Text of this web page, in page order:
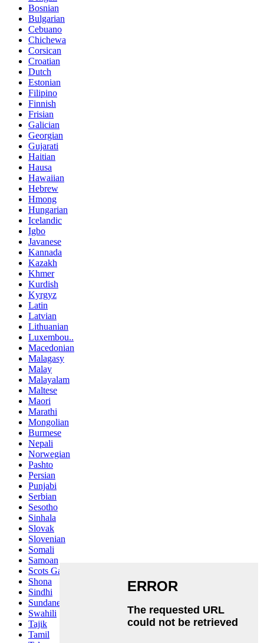
Bosnian
Bulgarian
Cebuano
Chichewa
Corsican
Croatian
Dutch
Estonian
Filipino
Finnish
Frisian
Galician
Georgian
Gujarati
Haitian
Hausa
Hawaiian
Hebrew
Hmong
Hungarian
Icelandic
Igbo
Javanese
Kannada
Kazakh
Khmer
Kurdish
Kyrgyz
Latin
Latvian
Lithuanian
Luxembou..
Macedonian
Malagasy
Malay
Malayalam
Maltese
Maori
Marathi
Mongolian
Burmese
Nepali
Norwegian
Pashto
Persian
Punjabi
Serbian
Sesotho
Sinhala
Slovak
Slovenian
Somali
Samoan
Scots Gaelic
Shona
Sindhi
Sundanese
Swahili
Tajik
Tamil